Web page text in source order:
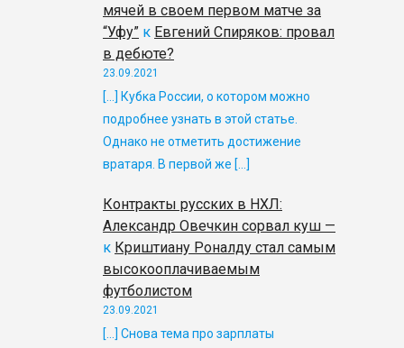
мячей в своем первом матче за
“Уфу” к Евгений Спиряков: провал
в дебюте?
23.09.2021
[…] Кубка России, о котором можно
подробнее узнать в этой статье.
Однако не отметить достижение
вратаря. В первой же […]
Контракты русских в НХЛ:
Александр Овечкин сорвал куш —
к Криштиану Роналду стал самым
высокооплачиваемым
футболистом
23.09.2021
[…] Снова тема про зарплаты